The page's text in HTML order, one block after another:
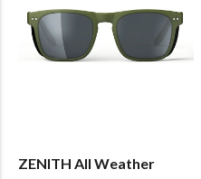
ZENITH All Weather